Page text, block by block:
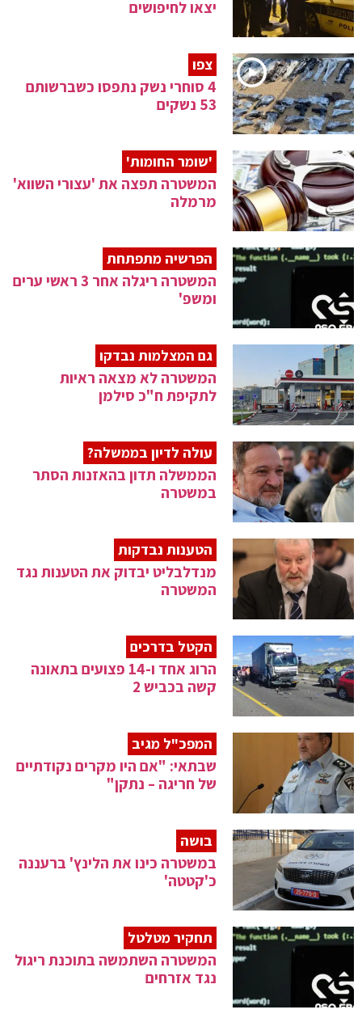
יצאו לחיפושים
צפו
4 סוחרי נשק נתפסו כשברשותם
53 נשקים
'שומר החומות'
המשטרה תפצה את 'עצורי השווא'
מרמלה
הפרשיה מתפתחת
המשטרה ריגלה אחר 3 ראשי ערים
ומשפ'
גם המצלמות נבדקו
המשטרה לא מצאה ראיות
לתקיפת ח"כ סילמן
עולה לדיון בממשלה?
הממשלה תדון בהאזנות הסתר
במשטרה
הטענות נבדקות
מנדלבליט יבדוק את הטענות נגד
המשטרה
הקטל בדרכים
הרוג אחד ו-14 פצועים בתאונה
קשה בכביש 2
המפכ"ל מגיב
שבתאי: "אם היו מקרים נקודתיים
של חריגה – נתקן"
בושה
במשטרה כינו את הלינץ' ברעננה
כ'קטטה'
תחקיר מטלטל
המשטרה השתמשה בתוכנת ריגול
נגד אזרחים